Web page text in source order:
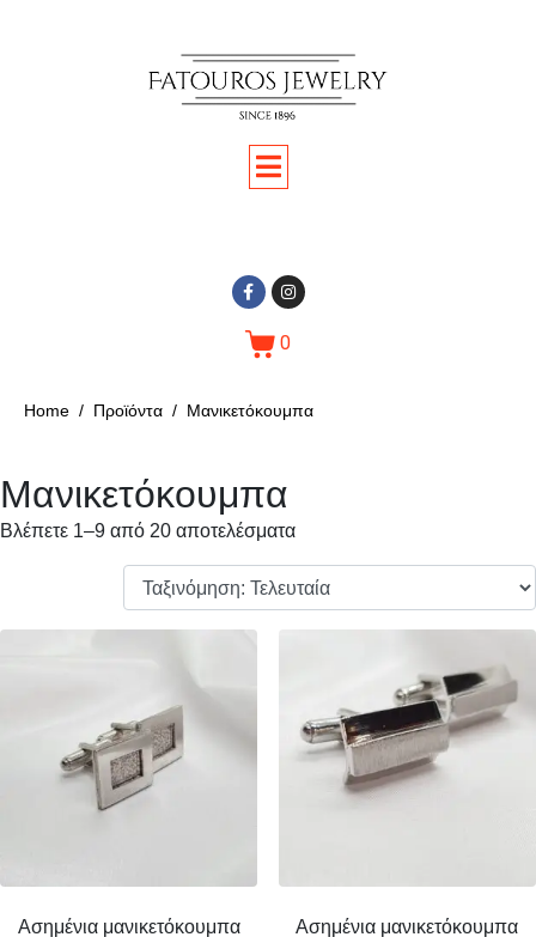
0
Home Προϊόντα Μανικετόκουμπα
Μανικετόκουμπα
Βλέπετε 1–9 από 20 αποτελέσματα
Ασημένια μανικετόκουμπα
Ασημένια μανικετόκουμπα